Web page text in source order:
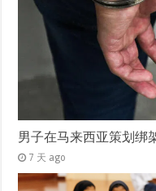
男子在马来西亚策划绑
7 天 ago